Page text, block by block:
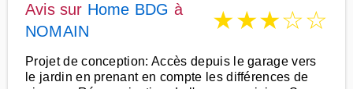
Avis sur Home BDG à
NOMAIN
★★★☆☆
Projet de conception: Accès depuis le garage vers
le jardin en prenant en compte les différences de